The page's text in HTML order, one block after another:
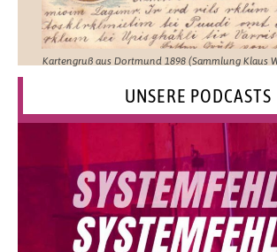
Kartengruß aus Dortmund 1898 (Sammlung Klaus
UNSERE PODCASTS